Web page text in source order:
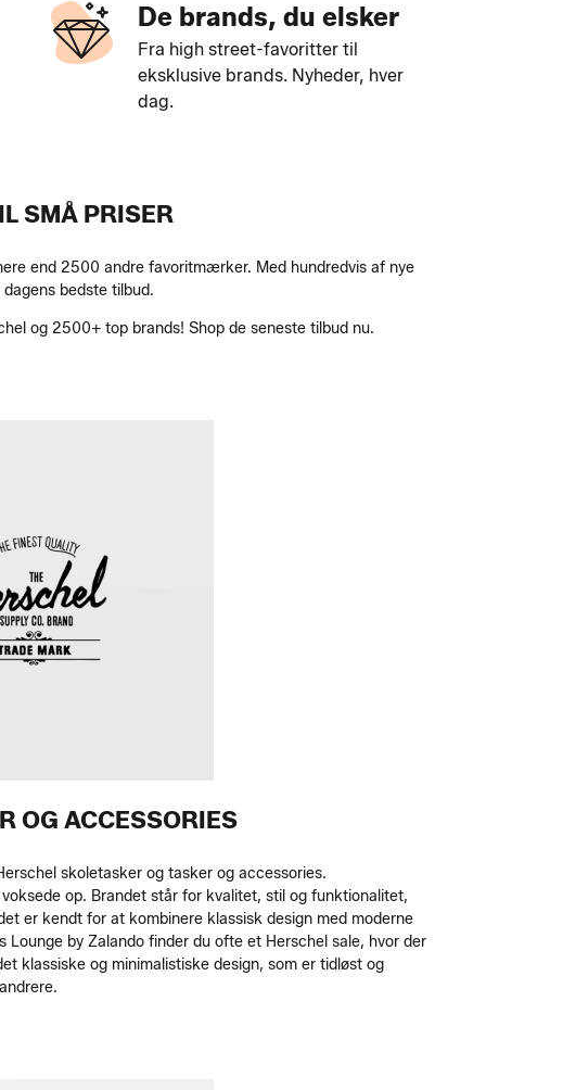
De brands, du elsker
Fra high street-favoritter til
eksklusive brands. Nyheder, hver
dag.
SMÅ PRISER
end 2500 andre favoritmærker. Med hundredvis af nye
bedste tilbud.
og 2500+ top brands! Shop de seneste tilbud nu.
OG ACCESSORIES
skoletasker og tasker og accessories.
op. Brandet står for kvalitet, stil og funktionalitet,
er kendt for at kombinere klassisk design med moderne
by Zalando finder du ofte et Herschel sale, hvor der
klassiske og minimalistiske design, som er tidløst og